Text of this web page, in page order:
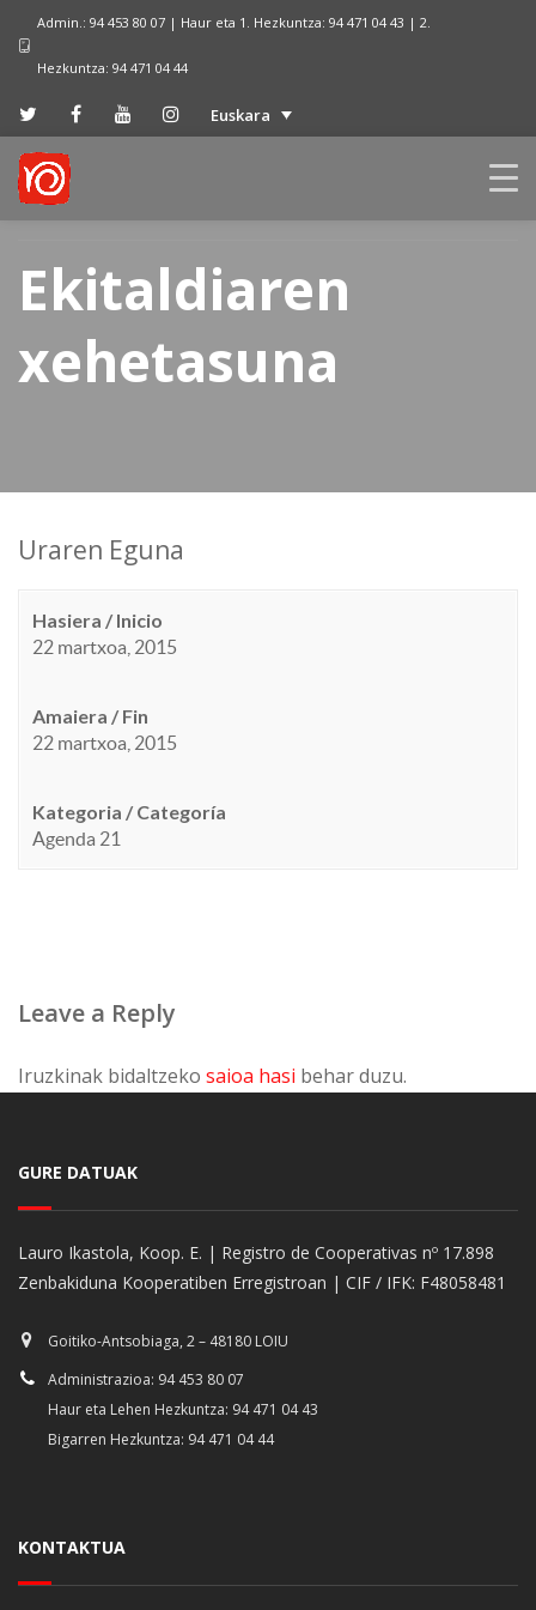
Admin.: 94 453 80 07 | Haur eta 1. Hezkuntza: 94 471 04 43 | 2.
Hezkuntza: 94 471 04 44
Euskara
Ekitaldiaren
xehetasuna
Uraren Eguna
Hasiera / Inicio
22 martxoa, 2015
Amaiera / Fin
22 martxoa, 2015
Kategoria / Categoría
Agenda 21
Leave a Reply
Iruzkinak bidaltzeko saioa hasi behar duzu.
GURE DATUAK
Lauro Ikastola, Koop. E. | Registro de Cooperativas nº 17.898
Zenbakiduna Kooperatiben Erregistroan | CIF / IFK: F48058481
Goitiko-Antsobiaga, 2 – 48180 LOIU
Administrazioa: 94 453 80 07
Haur eta Lehen Hezkuntza: 94 471 04 43
Bigarren Hezkuntza: 94 471 04 44
KONTAKTUA